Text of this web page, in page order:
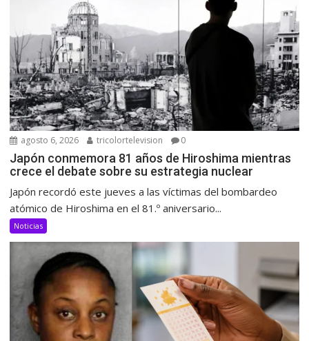
agosto 6, 2026 tricolortelevision 0
Japón conmemora 81 años de Hiroshima mientras
crece el debate sobre su estrategia nuclear
Japón recordó este jueves a las víctimas del bombardeo
atómico de Hiroshima en el 81.º aniversario...
Noticias